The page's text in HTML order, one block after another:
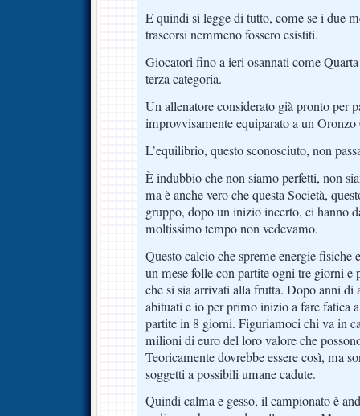
E quindi si legge di tutto, come se i due
trascorsi nemmeno fossero esistiti.
Giocatori fino a ieri osannati come
terza categoria.
Un allenatore considerato già pronto per
improvvisamente equiparato a un Oronzo
L’equilibrio, questo sconosciuto, non
È indubbio che non siamo perfetti, non
ma è anche vero che questa Società,
gruppo, dopo un inizio incerto, ci hanno
moltissimo tempo non vedevamo.
Questo calcio che spreme energie fisiche
un mese folle con partite ogni tre giorni e
che si sia arrivati alla frutta. Dopo anni di
abituati e io per primo inizio a fare fatica
partite in 8 giorni. Figuriamoci chi va in
milioni di euro del loro valore che
Teoricamente dovrebbe essere così, ma
soggetti a possibili umane cadute.
Quindi calma e gesso, il campionato è